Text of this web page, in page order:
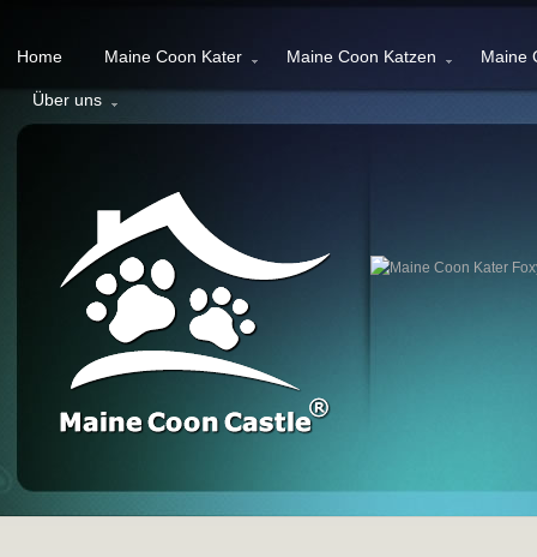
Home Maine Coon Kater Maine Coon Katzen Maine
Über uns